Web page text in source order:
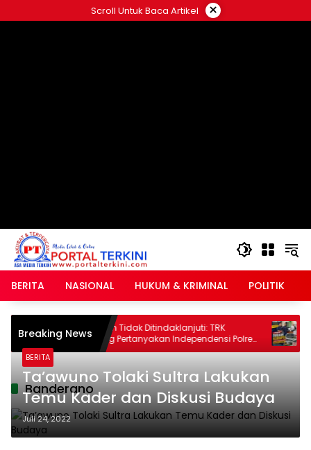
ke
Scroll Untuk Baca Artikel ×
BERITA NASIONAL HUKUM & KRIMINAL POLITIK
Breaking NewsLaporan Tidak Ditindaklanjuti: TRK
Holding Pertanyakan Independensi Polres
Kolaka
Banderano
BERITA
Ta’awuno Tolaki Sultra Lakukan
Temu Kader dan Diskusi Budaya
Juli 24, 2022